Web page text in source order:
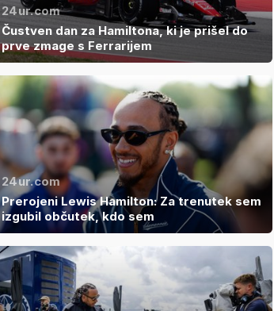
24ur.com
Čustven dan za Hamiltona, ki je prišel do
prve zmage s Ferrarijem
24ur.com
Prerojeni Lewis Hamilton: Za trenutek sem
izgubil občutek, kdo sem